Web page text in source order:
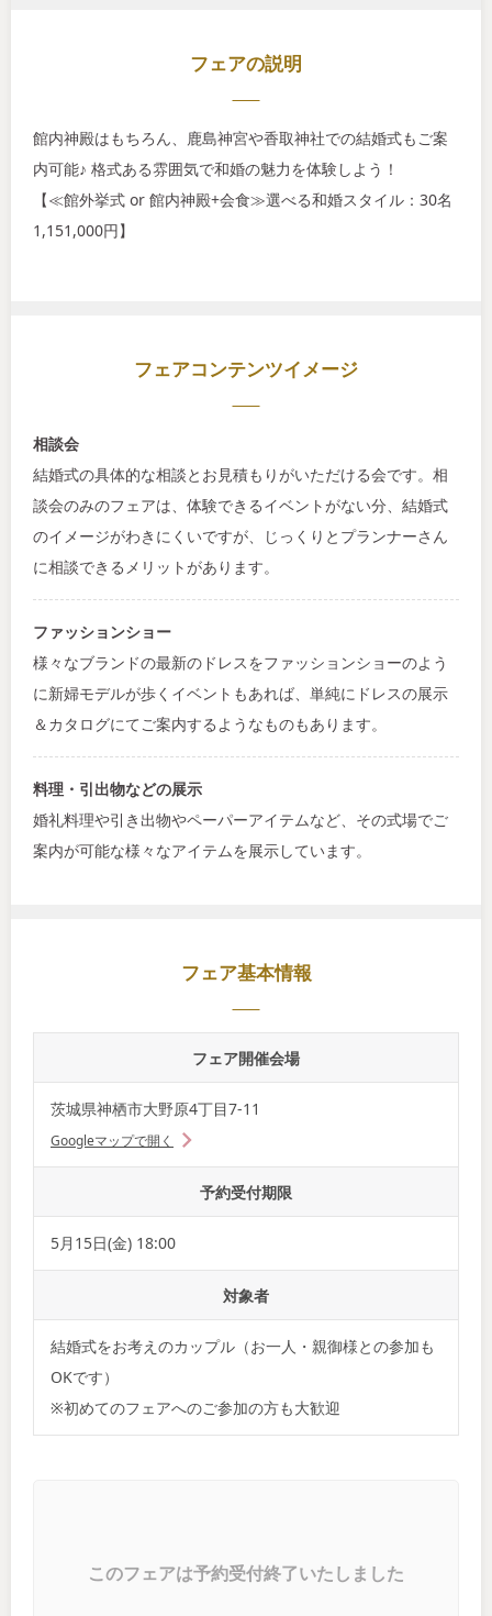
フェアの説明
館内神殿はもちろん、鹿島神宮や香取神社での結婚式もご案
内可能♪ 格式ある雰囲気で和婚の魅力を体験しよう！
【≪館外挙式 or 館内神殿+会食≫選べる和婚スタイル：30名
1,151,000円】
フェアコンテンツイメージ
相談会
結婚式の具体的な相談とお見積もりがいただける会です。相
談会のみのフェアは、体験できるイベントがない分、結婚式
のイメージがわきにくいですが、じっくりとプランナーさん
に相談できるメリットがあります。
ファッションショー
様々なブランドの最新のドレスをファッションショーのよう
に新婦モデルが歩くイベントもあれば、単純にドレスの展示
＆カタログにてご案内するようなものもあります。
料理・引出物などの展示
婚礼料理や引き出物やペーパーアイテムなど、その式場でご
案内が可能な様々なアイテムを展示しています。
フェア基本情報
フェア開催会場
茨城県神栖市大野原4丁目7‐11
Googleマップで開く
予約受付期限
5月15日(金) 18:00
対象者
結婚式をお考えのカップル（お一人・親御様との参加も
OKです）
※初めてのフェアへのご参加の方も大歓迎
このフェアは予約受付終了いたしました